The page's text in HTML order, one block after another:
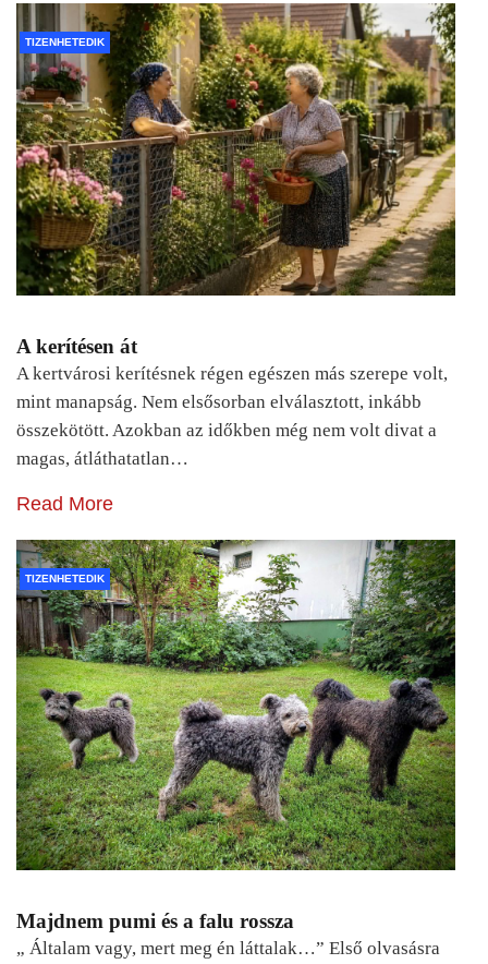
TIZENHETEDIK
A kerítésen át
A kertvárosi kerítésnek régen egészen más szerepe volt,
mint manapság. Nem elsősorban elválasztott, inkább
összekötött. Azokban az időkben még nem volt divat a
magas, átláthatatlan…
Read More
TIZENHETEDIK
Majdnem pumi és a falu rossza
„ Általam vagy, mert meg én láttalak…” Első olvasásra